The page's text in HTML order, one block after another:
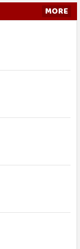
MORE